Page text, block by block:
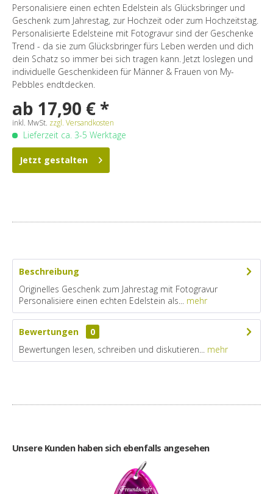
Personalisiere einen echten Edelstein als Glücksbringer und
Geschenk zum Jahrestag, zur Hochzeit oder zum Hochzeitstag.
Personalisierte Edelsteine mit Fotogravur sind der Geschenke
Trend - da sie zum Glücksbringer fürs Leben werden und dich
dein Schatz so immer bei sich tragen kann. Jetzt loslegen und
individuelle Geschenkideen für Männer & Frauen von My-
Pebbles endtdecken.
ab 17,90 € *
inkl. MwSt. zzgl. Versandkosten
Lieferzeit ca. 3-5 Werktage
Jetzt gestalten
Beschreibung
Originelles Geschenk zum Jahrestag mit Fotogravur
Personalisiere einen echten Edelstein als... mehr
Bewertungen
0
Bewertungen lesen, schreiben und diskutieren... mehr
Unsere Kunden haben sich ebenfalls angesehen